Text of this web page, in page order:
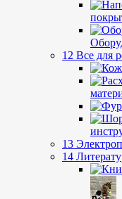
12 Все для
13
14